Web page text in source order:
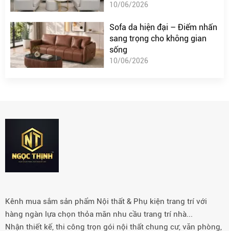
10/06/2026
Sofa da hiện đại – Điểm nhấn
sang trọng cho không gian
sống
10/06/2026
Kênh mua sắm sản phẩm Nội thất & Phụ kiện trang trí với
hàng ngàn lựa chọn thỏa mãn nhu cầu trang trí nhà...
Nhận thiết kế, thi công trọn gói nội thất chung cư, văn phòng,